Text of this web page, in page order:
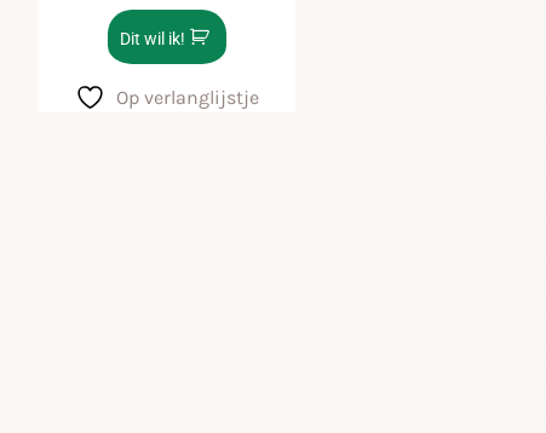
Dit wil ik!
Op verlanglijstje